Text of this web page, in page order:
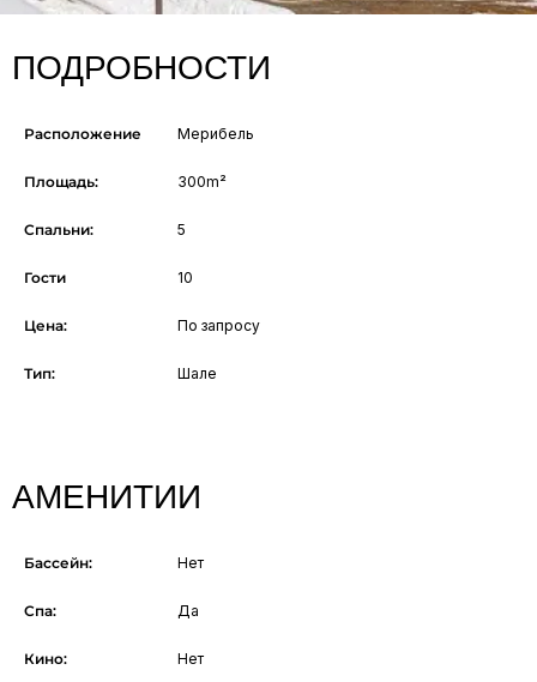
ПОДРОБНОСТИ
Расположение Мерибель
Площадь: 300m²
Спальни: 5
Гости 10
Цена: По запросу
Тип: Шале
АМЕНИТИИ
Бассейн: Нет
Спа: Да
Кино: Нет